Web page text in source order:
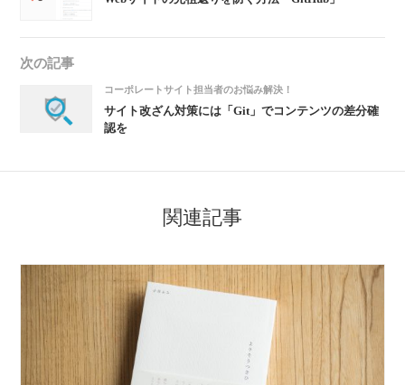
次の記事
コーポレートサイト担当者のお悩み解決！
サイト改ざん対策には「Git」でコンテンツの差分確
認を
関連記事